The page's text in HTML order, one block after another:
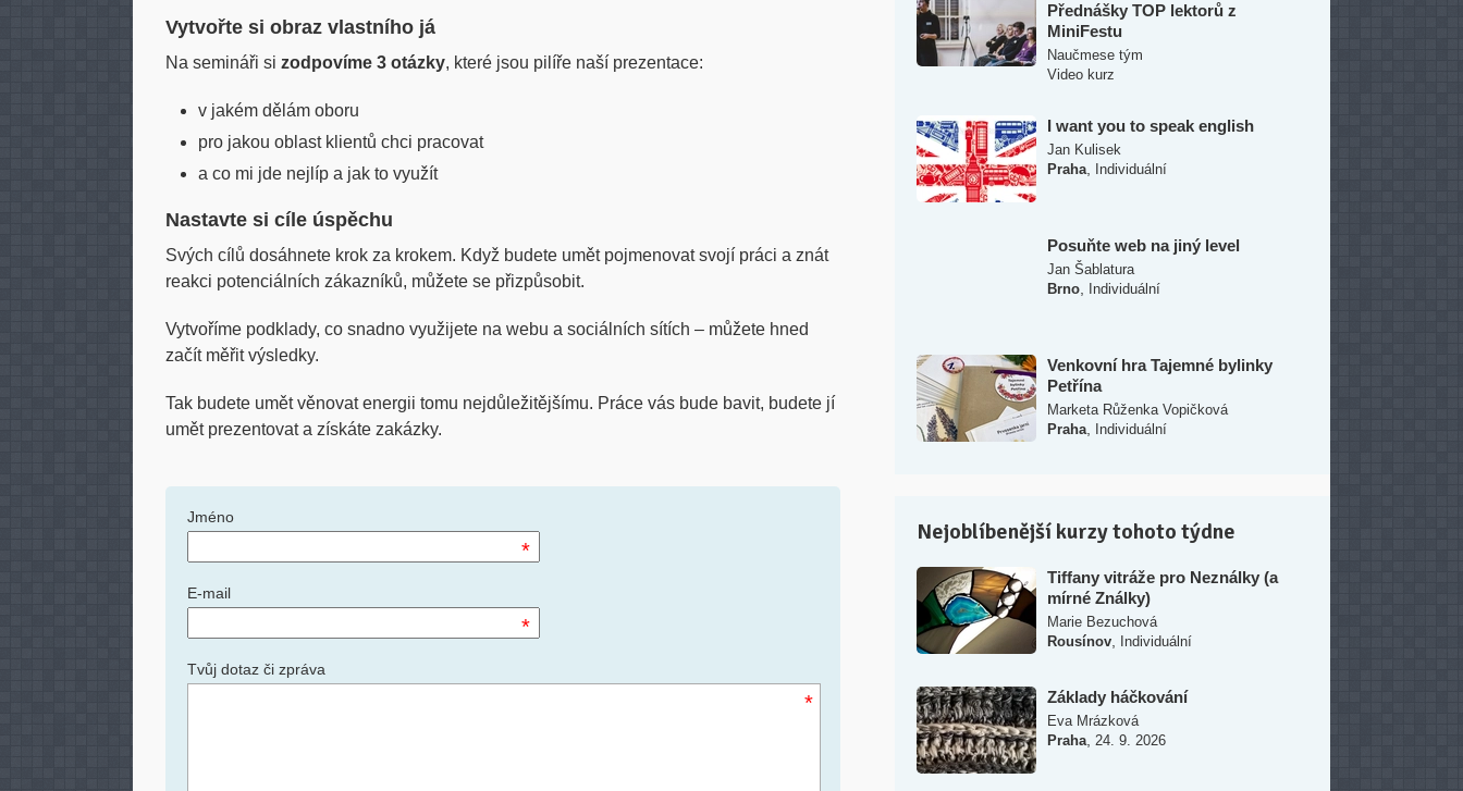
Vytvořte si obraz vlastního já
Na semináři si zodpovíme 3 otázky, které jsou pilíře naší prezentace:
v jakém dělám oboru
pro jakou oblast klientů chci pracovat
a co mi jde nejlíp a jak to využít
Nastavte si cíle úspěchu
Svých cílů dosáhnete krok za krokem. Když budete umět pojmenovat svojí práci a znát
reakci potenciálních zákazníků, můžete se přizpůsobit.
Vytvoříme podklady, co snadno využijete na webu a sociálních sítích – můžete hned
začít měřit výsledky.
Tak budete umět věnovat energii tomu nejdůležitějšímu. Práce vás bude bavit, budete jí
umět prezentovat a získáte zakázky.
Jméno
*
E-mail
*
Tvůj dotaz či zpráva
*
Přednášky TOP lektorů z
MiniFestu
Naučmese tým
Video kurz
I want you to speak english
Jan Kulisek
Praha
Individuální
Posuňte web na jiný level
Jan Šablatura
Brno
Individuální
Venkovní hra Tajemné bylinky
Petřína
Marketa Růženka Vopičková
Praha
Individuální
Nejoblíbenější kurzy tohoto týdne
Tiffany vitráže pro Neználky (a
mírné Ználky)
Marie Bezuchová
Rousínov
Individuální
Základy háčkování
Eva Mrázková
Praha 24. 9. 2026